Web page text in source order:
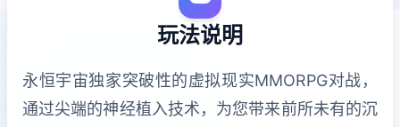
玩法说明
永恒宇宙独家突破性的虚拟现实MMORPG对战，
通过尖端的神经植入技术，为您带来前所未有的沉